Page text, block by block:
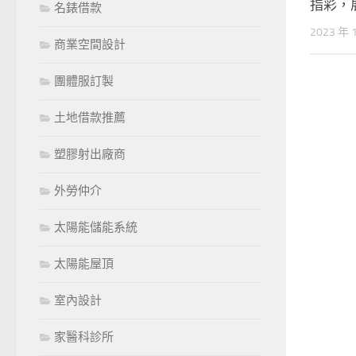
指彩，
2023 年
名錶借款
商業空間設計
團體服訂製
土地借款推薦
塑膠射出廠商
外勞仲介
太陽能儲能系統
太陽能屋頂
室內設計
家醫科診所